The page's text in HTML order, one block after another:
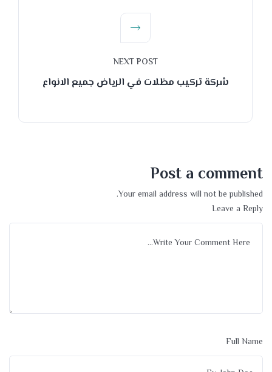
NEXT POST
شركة تركيب مظلات في الرياض جميع الانواع
Post a comment
Your email address will not be published.
Leave a Reply
Full Name